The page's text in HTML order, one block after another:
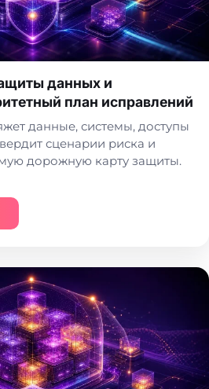
данных и
план исправлений
данные, системы, доступы
сценарии риска и
дорожную карту защиты.